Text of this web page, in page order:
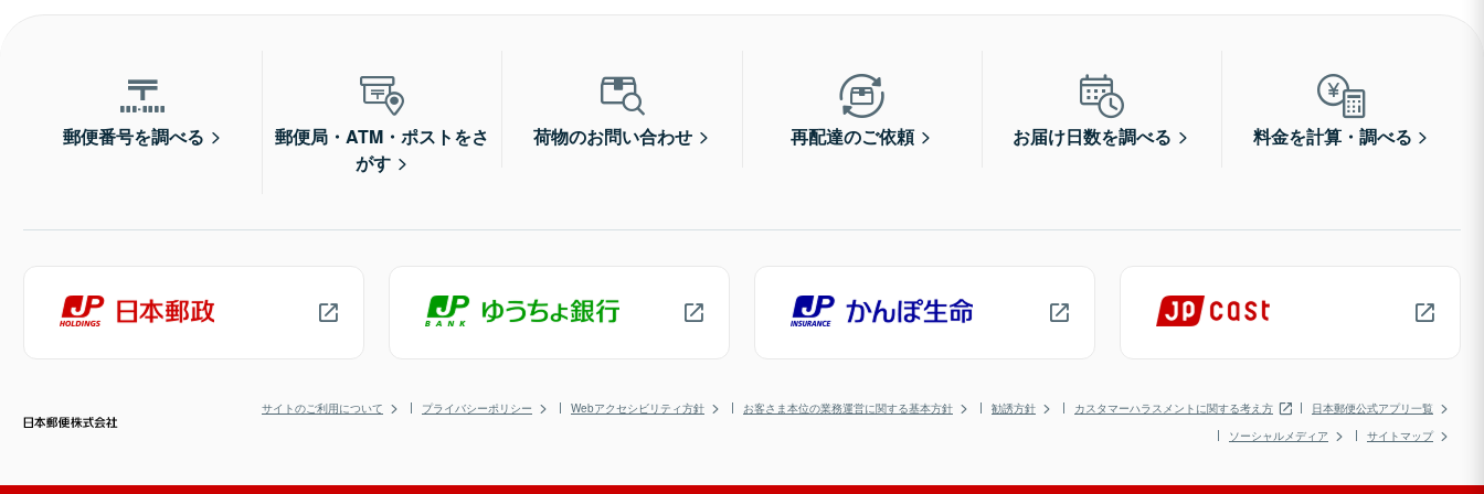
郵便番号を調べる
郵便局・ATM・ポストをさ
がす
荷物のお問い合わせ 再配達のご依頼 お届け日数を調べる 料金を計算・調べる
サイトのご利用について プライバシーポリシー Webアクセシビリティ方針 お客さま本位の業務運営に関する基本方針 勧誘方針 カスタマーハラスメントに関する考え方
日本郵便公式アプリ一覧
ソーシャルメディア
サイトマップ